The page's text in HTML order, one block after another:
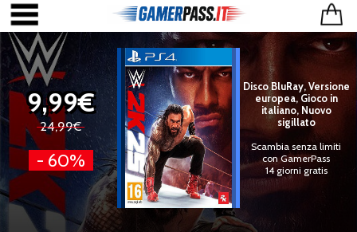
9,99€
24,99€
- 60%
Disco BluRay, Versione
europea, Gioco in
italiano, Nuovo
sigillato
Scambia senza limiti
con GamerPass
14 giorni gratis